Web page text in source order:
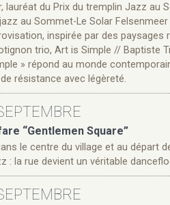
lauréat du Prix du tremplin Jazz au
au Sommet-Le Solar
inspirée par des paysages
trio, Art is Simple // Baptiste
» répond au monde
résistance avec légèreté.
“Gentlemen Square”
le centre du village et au départ
: la rue devient un véritable